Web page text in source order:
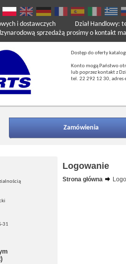
i dostawczych
sprzedażą prosimy o kontakt
Dział Handlowy:
Dostęp do oferty
Konto mogą Państwo
lub poprzez kontakt z
tel. 22 292 12 30, adres
Zamówienia
31
Logowanie
Strona główna